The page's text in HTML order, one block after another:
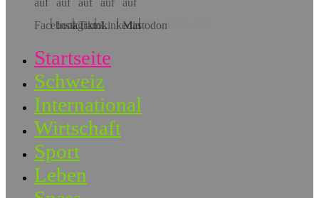
Hol dir die App!
Startseite
Schweiz
International
Wirtschaft
Sport
Leben